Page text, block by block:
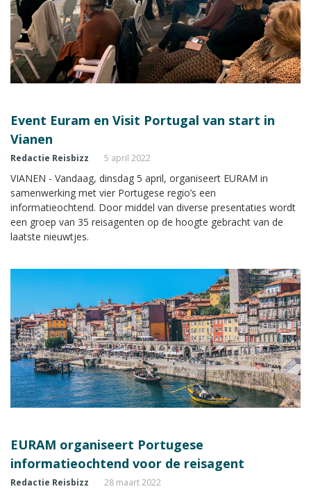
Event Euram en Visit Portugal van start in
Vianen
Redactie Reisbizz 5 april 2022
VIANEN - Vandaag, dinsdag 5 april, organiseert EURAM in
samenwerking met vier Portugese regio’s een
informatieochtend. Door middel van diverse presentaties wordt
een groep van 35 reisagenten op de hoogte gebracht van de
laatste nieuwtjes.
EURAM organiseert Portugese
informatieochtend voor de reisagent
Redactie Reisbizz 28 maart 2022